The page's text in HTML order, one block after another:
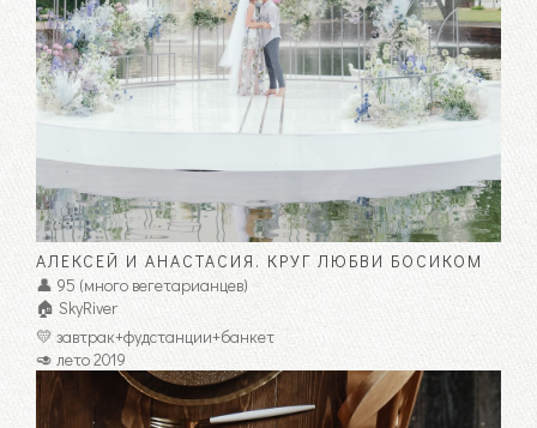
АЛЕКСЕЙ И АНАСТАСИЯ. КРУГ ЛЮБВИ БОСИКОМ
👤 95 (много вегетарианцев)
🏠 SkyRiver
💛 завтрак+фудстанции+банкет
🥑 лето 2019